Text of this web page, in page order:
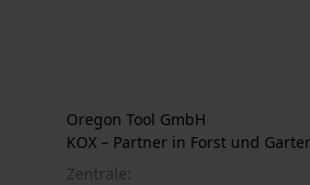
Oregon Tool GmbH
KOX – Partner in Forst und
Zentrale: